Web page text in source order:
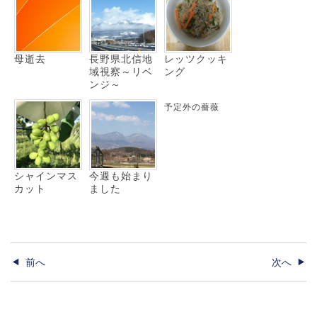
母逝去
長野県北信地
域視察～リベ
ンジ～
レッツクッキ
ング
シャインマス
カット
今週も始まり
ました
予定外の薔薇
前へ 次へ